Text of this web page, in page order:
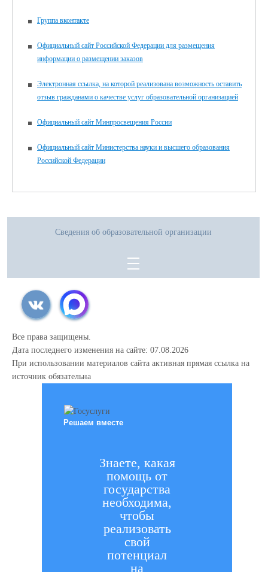
Группа вконтакте
Официальный сайт Российской Федерации для размещения
информации о размещении заказов
Электронная ссылка, на которой реализована возможность оставить
отзыв гражданами о качестве услуг образовательной организацией
Официальный сайт Минпросвещения России
Официальный сайт Министерства науки и высшего образования
Российской Федерации
Сведения об образовательной организации
Все права защищены.
Дата последнего изменения на сайте: 07.08.2026
При использовании материалов сайта активная прямая ссылка на
источник обязательна
Решаем вместе
Знаете, какая
помощь от
государства
необходима,
чтобы
реализовать
свой
потенциал
на